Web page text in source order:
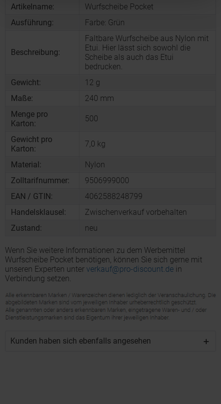
Artikelname:
Wurfscheibe Pocket
Ausführung:
Farbe: Grün
Beschreibung:
Faltbare Wurfscheibe aus Nylon mit
Etui. Hier lässt sich sowohl die
Scheibe als auch das Etui
bedrucken.
Gewicht:
12 g
Maße:
240 mm
Menge pro
Karton:
500
Gewicht pro
Karton:
7,0 kg
Material:
Nylon
Zolltarifnummer:
9506999000
EAN / GTIN:
4062588248799
Handelsklausel:
Zwischenverkauf vorbehalten
Zustand:
neu
Wenn Sie weitere Informationen zu dem Werbemittel
Wurfscheibe Pocket benötigen, können Sie sich gerne mit
unseren Experten unter verkauf@pro-discount.de in
Verbindung setzen.
Kunden haben sich ebenfalls angesehen